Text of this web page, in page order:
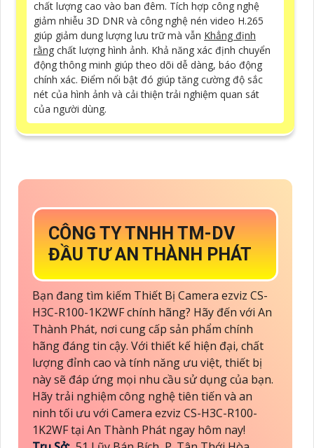
chất lượng cao vào ban đêm. Tích hợp công nghệ
giảm nhiễu 3D DNR và công nghệ nén video H.265
giúp giảm dung lượng lưu trữ mà vẫn Khẳng định
rằng chất lượng hình ảnh. Khả năng xác định chuyển
động thông minh giúp theo dõi dễ dàng, báo động
chính xác. Điểm nổi bật đó giúp tăng cường độ sắc
nét của hình ảnh và cải thiện trải nghiệm quan sát
của người dùng.
CÔNG TY TNHH TM-DV
ĐẦU TƯ AN THÀNH PHÁT
Bạn đang tìm kiếm Thiết Bị Camera ezviz CS-
H3C-R100-1K2WF chính hãng? Hãy đến với An
Thành Phát, nơi cung cấp sản phẩm chính
hãng đáng tin cậy. Với thiết kế hiện đại, chất
lượng đỉnh cao và tính năng ưu việt, thiết bị
này sẽ đáp ứng mọi nhu cầu sử dụng của bạn.
Hãy trải nghiệm công nghệ tiên tiến và an
ninh tối ưu với Camera ezviz CS-H3C-R100-
1K2WF tại An Thành Phát ngay hôm nay!